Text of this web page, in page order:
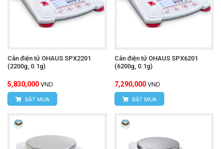
Cân điện tử OHAUS SPX2201
(2200g, 0.1g)
5,830,000 VND
ĐẶT MUA
Cân điện tử OHAUS SPX6201
(6200g, 0.1g)
7,290,000 VND
ĐẶT MUA